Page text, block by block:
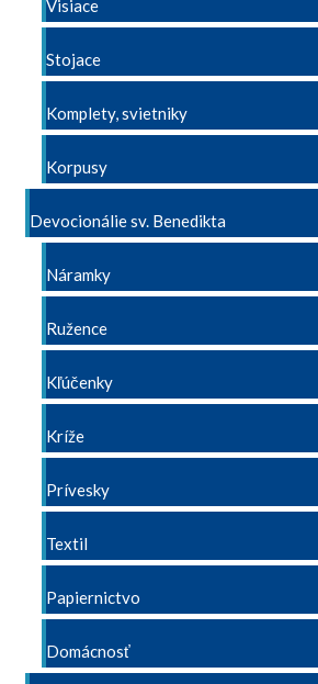
Visiace
Stojace
Komplety, svietniky
Korpusy
Devocionálie sv. Benedikta
Náramky
Ružence
Kľúčenky
Kríže
Prívesky
Textil
Papiernictvo
Domácnosť